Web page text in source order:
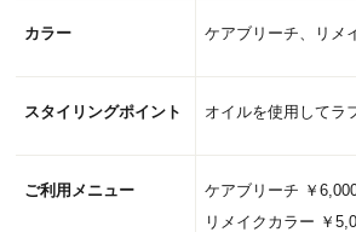
カラー ケアブリーチ、リメ
スタイリングポイント オイルを使用してラ
ご利用メニュー
ケアブリーチ ￥
リメイクカラー ￥